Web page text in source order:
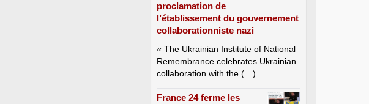
proclamation de
l’établissement du gouvernement
collaborationniste nazi
« The Ukrainian Institute of National
Remembrance celebrates Ukrainian
collaboration with the (…)
France 24 ferme les